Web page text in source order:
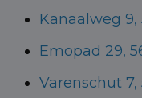
Kanaalweg 9,
Emopad 29,
Varenschut